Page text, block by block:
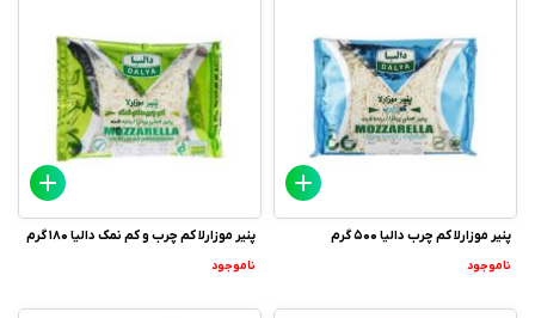
پنیر موزارلا کم چرب دالیا 500 گرم
ناموجود
پنیر موزارلا کم چرب و کم نمک دالیا 180 گرم
ناموجود